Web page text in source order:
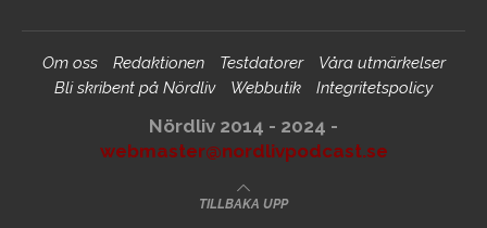
Om oss Redaktionen Testdatorer
Våra utmärkelser
Bli skribent på Nördliv
Webbutik Integritetspolicy
Nördliv 2014 - 2024 -
webmaster@nordlivpodcast.se
TILLBAKA UPP